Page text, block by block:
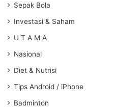
Sepak Bola
Investasi & Saham
U T A M A
Nasional
Diet & Nutrisi
Tips Android / iPhone
Badminton